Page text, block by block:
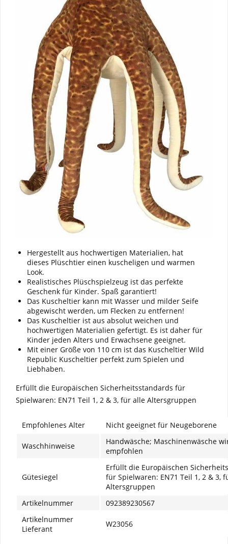
Hergestellt aus hochwertigen Materialien, hat
dieses Plüschtier einen kuscheligen und warmen
Look.
Realistisches Plüschspielzeug ist das perfekte
Geschenk für Kinder. Spaß garantiert!
Das Kuscheltier kann mit Wasser und milder Seife
abgewischt werden, um Flecken zu entfernen!
Das Kuscheltier ist aus absolut weichen und
hochwertigen Materialien gefertigt. Es ist daher für
Kinder jeden Alters und Erwachsene geeignet.
Mit einer Größe von 110 cm ist das Kuscheltier Wild
Republic Kuscheltier perfekt zum Spielen und
Liebhaben.
Erfüllt die Europäischen Sicherheitsstandards für
Spielwaren: EN71 Teil 1, 2 & 3, für alle Altersgruppen
Empfohlenes Alter Nicht geeignet für Neugeborene
Waschhinweise
Handwäsche; Maschinenwäsche
empfohlen
Gütesiegel
Erfüllt die Europäischen
für Spielwaren: EN71 Teil 1, 2 & 3,
Altersgruppen
Artikelnummer
092389230567
Artikelnummer
Lieferant
W23056